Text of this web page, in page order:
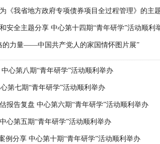
《我省地方政府专项债券项目全过程管理》的主
安全主题分享 中心第十四期“青年研学”活动顺利
的力量——中国共产党人的家国情怀图片展”
心第八期“青年研学”活动顺利举办
第七期“青年研学”活动顺利举办
报告复盘 中心第六期“青年研学”活动顺利举办
心第五期“青年研学”活动顺利举办
例分享 中心第十期“青年研学”活动顺利举办